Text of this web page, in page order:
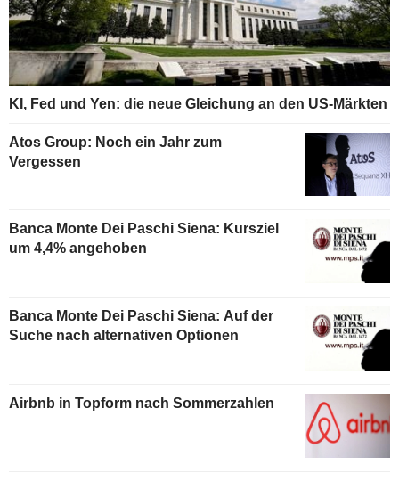
KI, Fed und Yen: die neue Gleichung an den US-Märkten
Atos Group: Noch ein Jahr zum
Vergessen
Banca Monte Dei Paschi Siena: Kursziel
um 4,4% angehoben
Banca Monte Dei Paschi Siena: Auf der
Suche nach alternativen Optionen
Airbnb in Topform nach Sommerzahlen